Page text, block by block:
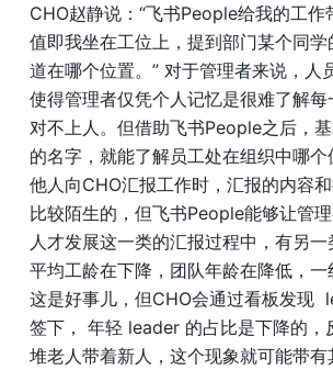
CHO赵静说：“飞书People给我的工作
值即我坐在工位上，提到部门某个同
道在哪个位置。” 对于管理者来说，人
使得管理者仅凭个人记忆是很难了解每
对不上人。但借助飞书People之后，
的名字，就能了解员工处在组织中哪个
他人向CHO汇报工作时，汇报的内容
比较陌生的，但飞书People能够让管
人才发展这一类的汇报过程中，有另
平均工龄在下降，团队年龄在降低，
这是好事儿，但CHO会通过看板发现
签下， 年轻 leader 的占比是下降的，
堆老人带着新人，这个现象就可能带